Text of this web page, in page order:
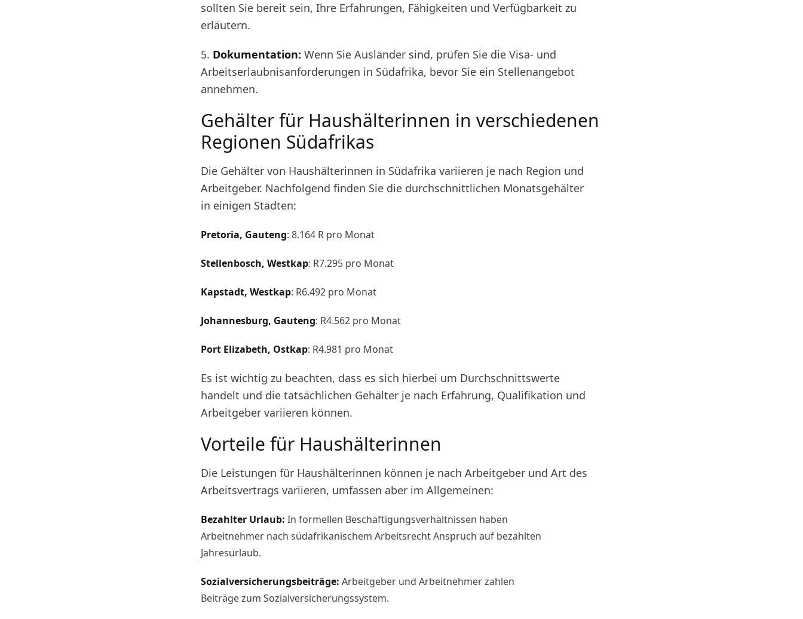
sollten Sie bereit sein, Ihre Erfahrungen, Fähigkeiten und Verfügbarkeit zu
erläutern.
5. Dokumentation: Wenn Sie Ausländer sind, prüfen Sie die Visa- und
Arbeitserlaubnisanforderungen in Südafrika, bevor Sie ein Stellenangebot
annehmen.
Gehälter für Haushälterinnen in verschiedenen
Regionen Südafrikas
Die Gehälter von Haushälterinnen in Südafrika variieren je nach Region und
Arbeitgeber. Nachfolgend finden Sie die durchschnittlichen Monatsgehälter
in einigen Städten:
Pretoria, Gauteng: 8.164 R pro Monat
Stellenbosch, Westkap: R7.295 pro Monat
Kapstadt, Westkap: R6.492 pro Monat
Johannesburg, Gauteng: R4.562 pro Monat
Port Elizabeth, Ostkap: R4.981 pro Monat
Es ist wichtig zu beachten, dass es sich hierbei um Durchschnittswerte
handelt und die tatsächlichen Gehälter je nach Erfahrung, Qualifikation und
Arbeitgeber variieren können.
Vorteile für Haushälterinnen
Die Leistungen für Haushälterinnen können je nach Arbeitgeber und Art des
Arbeitsvertrags variieren, umfassen aber im Allgemeinen:
Bezahlter Urlaub: In formellen Beschäftigungsverhältnissen haben
Arbeitnehmer nach südafrikanischem Arbeitsrecht Anspruch auf bezahlten
Jahresurlaub.
Sozialversicherungsbeiträge: Arbeitgeber und Arbeitnehmer zahlen
Beiträge zum Sozialversicherungssystem.